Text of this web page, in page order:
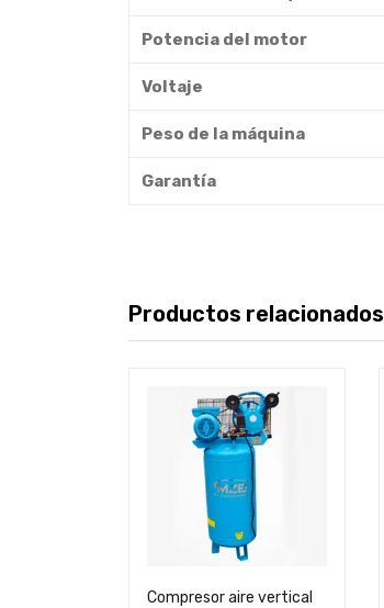
Potencia del motor
Voltaje
Peso de la máquina
Garantía
Productos relacionados
Compresor aire vertical